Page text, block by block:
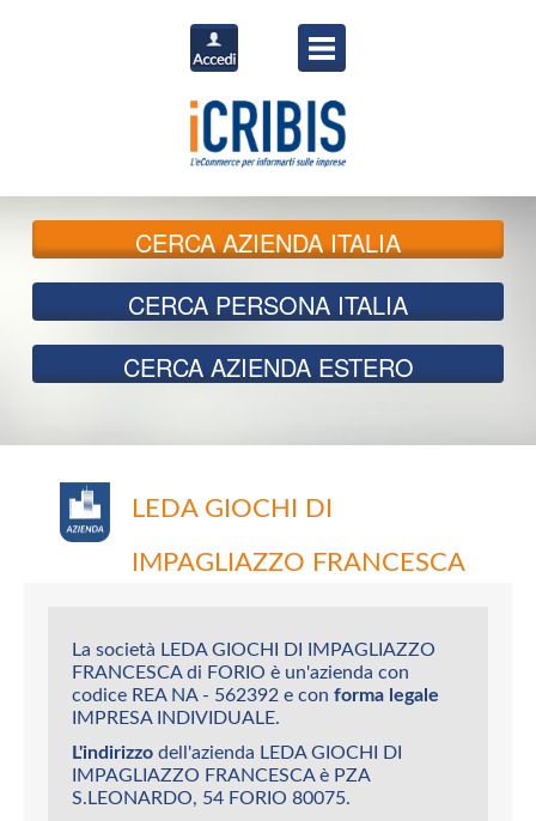
CERCAAZIENDA ITALIA
CERCA PERSONA ITALIA
CERCA AZIENDA ESTERO
LEDA GIOCHI DI
IMPAGLIAZZO FRANCESCA
La società LEDA GIOCHI DI IMPAGLIAZZO
FRANCESCA di FORIO è un'azienda con
codice REA NA - 562392 e con forma legale
IMPRESA INDIVIDUALE.
L'indirizzo dell'azienda LEDA GIOCHI DI
IMPAGLIAZZO FRANCESCA è PZA
S.LEONARDO, 54 FORIO 80075.